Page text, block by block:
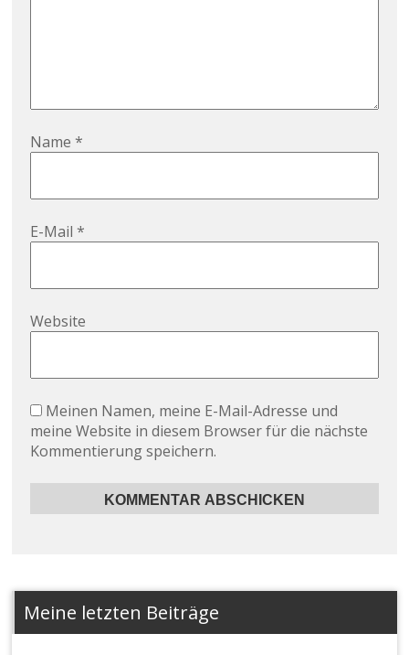
Name*
E-Mail*
Website
Meinen Namen, meine E-Mail-Adresse und
meine Website in diesem Browser für die nächste
Kommentierung speichern.
Meine letzten Beiträge